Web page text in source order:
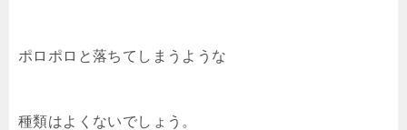
ポロポロと落ちてしまうような
種類はよくないでしょう。